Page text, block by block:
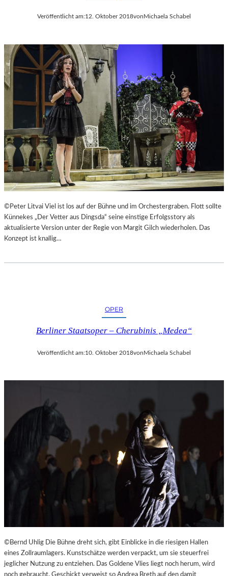
Veröffentlicht am:12. Oktober 2018von Michaela Schabel
©Peter Litvai Viel ist los auf der Bühne und im Orchestergraben. Flott sollte
Künnekes „Der Vetter aus Dingsda“ seine einstige Erfolgsstory als
aktualisierte Version unter der Regie von Margit Gilch wiederholen. Das
Konzept ist knallig…
OPER
Berliner Staatsoper – Cherubinis „Medea“
Veröffentlicht am:10. Oktober 2018vonMichaela Schabel
©Bernd Uhlig Die Bühne dreht sich, gibt Einblicke in die riesigen Hallen
eines Zollraumlagers. Kunstschätze werden verpackt, um sie steuerfrei
jeglicher Nutzung zu entziehen. Das Goldene Vlies liegt noch herum, wird
noch gebraucht. Geschickt verweist so Andrea Breth auf den damit